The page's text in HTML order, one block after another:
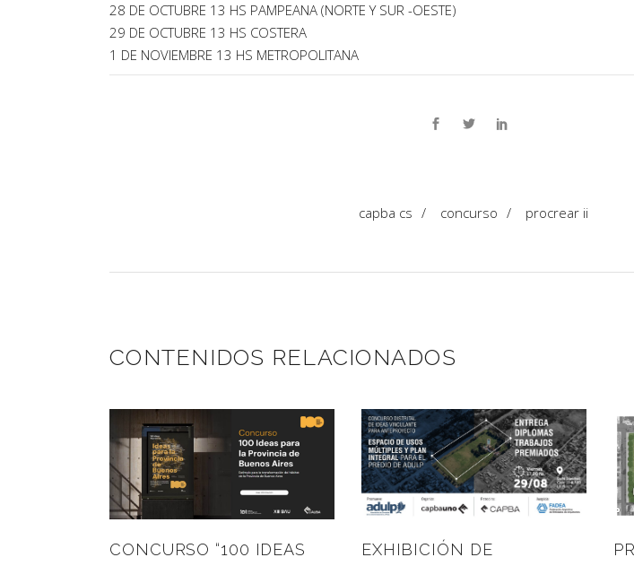
28 DE OCTUBRE 13 HS PAMPEANA (NORTE Y SUR -OESTE)
29 DE OCTUBRE 13 HS COSTERA
1 DE NOVIEMBRE 13 HS METROPOLITANA
capba cs / concurso / procrear ii
CONTENIDOS RELACIONADOS
CONCURSO “100 IDEAS
EXHIBICIÓN DE